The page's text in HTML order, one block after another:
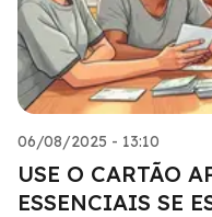
06/08/2025 - 13:10
USE O CARTÃO
ESSENCIAIS SE